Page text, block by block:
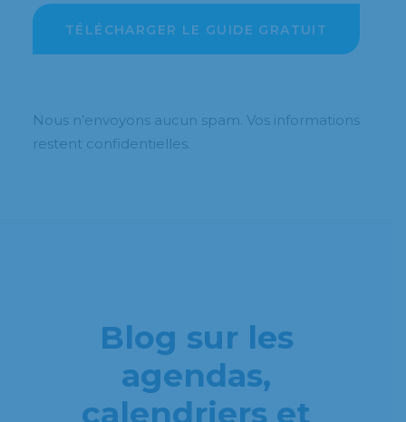
Nous n’envoyons aucun spam. Vos informations
restent confidentielles.
Blog sur les
agendas,
calendriers et